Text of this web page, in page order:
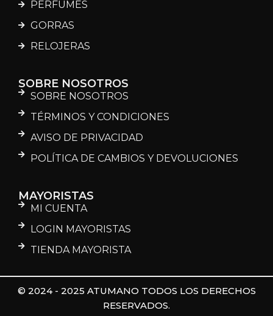
PERFUMES
GORRAS
RELOJERAS
SOBRE NOSOTROS
SOBRE NOSOTROS
TÉRMINOS Y CONDICIONES
AVISO DE PRIVACIDAD
POLÍTICA DE CAMBIOS Y DEVOLUCIONES
MAYORISTAS
MI CUENTA
LOGIN MAYORISTAS
TIENDA MAYORISTA
© 2024 - 2025 ATUMANO TODOS LOS DERECHOS
RESERVADOS.